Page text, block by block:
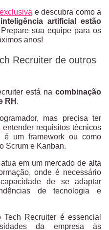
e descubra como a
artificial estão
sua equipe para os
anos!
Recruiter de outros
está na combinação
RH .
mas precisa ter
requisitos técnicos
um framework ou como
Scrum e Kanban.
em um mercado de alta
onde é necessário
de se adaptar
de tecnologia e
Tech Recruiter é essencial
da empresa às